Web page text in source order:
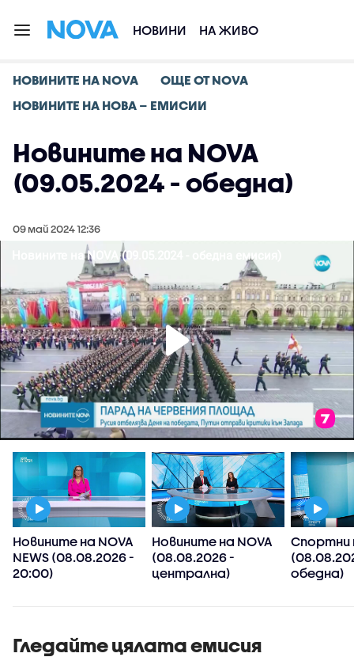
НОВИНИ НА ЖИВО
НОВИНИТЕ НА NOVA
ОЩЕ ОТ NOVA
НОВИНИТЕ НА НОВА – ЕМИСИИ
Новините на NOVA
(09.05.2024 - обедна)
09 май 2024 12:36
Новините на NOVA
NEWS (08.08.2026 -
20:00)
Новините на NOVA
(08.08.2026 -
централна)
Спортни
обедна)
Гледайте цялата емисия